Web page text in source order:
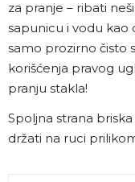
za pranje – ribati
sapunicu i vodu kao
samo prozirno čisto
korišćenja pravog
pranju stakla!
Spoljna strana
držati na ruci